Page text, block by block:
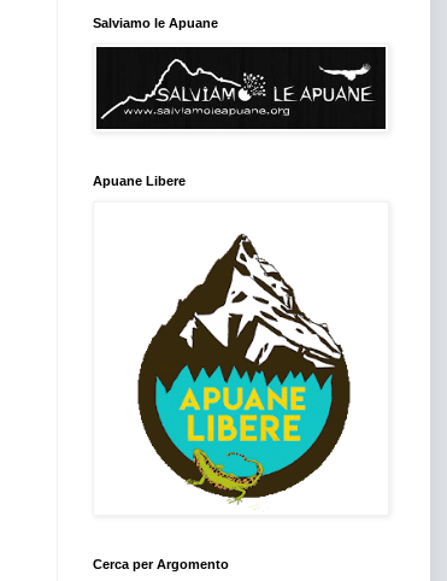
Salviamo le Apuane
Apuane Libere
Cerca per Argomento